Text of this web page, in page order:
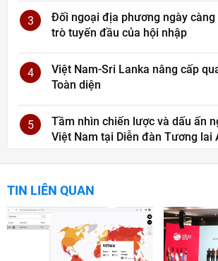
3
Đối ngoại địa phương ngày
trò tuyến đầu của hội nhập
4
Việt Nam-Sri Lanka nâng cấp
Toàn diện
5
Tầm nhìn chiến lược và dấu ấn
Việt Nam tại Diễn đàn Tương lai
TIN LIÊN QUAN